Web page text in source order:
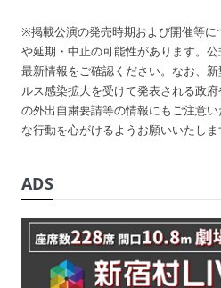
※掲載公演の発売時期および開催等に
や延期・中止の可能性があります。
最新情報をご確認ください。なお、
ルス感染拡大を受けて発表される政
の外出自粛要請等の情報にもご注意
な行動を心がけるようお願いいたしま
ADS